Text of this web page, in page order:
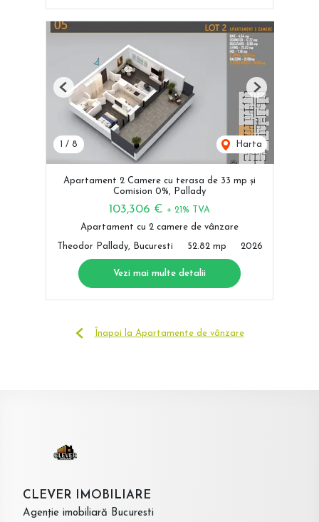
1 / 8 Harta
Previous Next
Apartament 2 Camere cu terasa de 33 mp și
Comision 0%, Pallady
103,306 € + 21% TVA
Apartament cu 2 camere de vânzare
Theodor Pallady, Bucuresti 52.82 mp 2026
Vezi mai multe detalii
Înapoi la Apartamente de vânzare
CLEVER IMOBILIARE
Agenție imobiliară Bucuresti